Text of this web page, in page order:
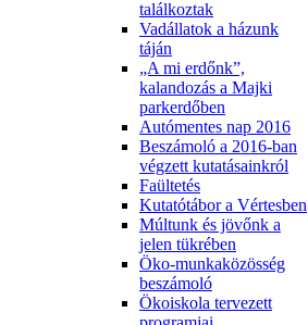
találkoztak
Vadállatok a házunk
táján
„A mi erdőnk”,
kalandozás a Majki
parkerdőben
Autómentes nap 2016
Beszámoló a 2016-ban
végzett kutatásainkról
Faültetés
Kutatótábor a Vértesben
Múltunk és jövőnk a
jelen tükrében
Öko-munkaközösség
beszámoló
Ökoiskola tervezett